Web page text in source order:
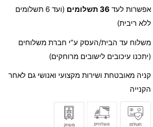
אפשרות לעד 36 תשלומים
(ועד 6 תשלומים
ללא ריבית)
משלוח עד הבית/העסק ע”י חברת משלוחים
(יתכנו עיכובים לישובים מרוחקים)
קניה מאובטחת ושירות מקצועי ואנושי גם לאחר
הקנייה